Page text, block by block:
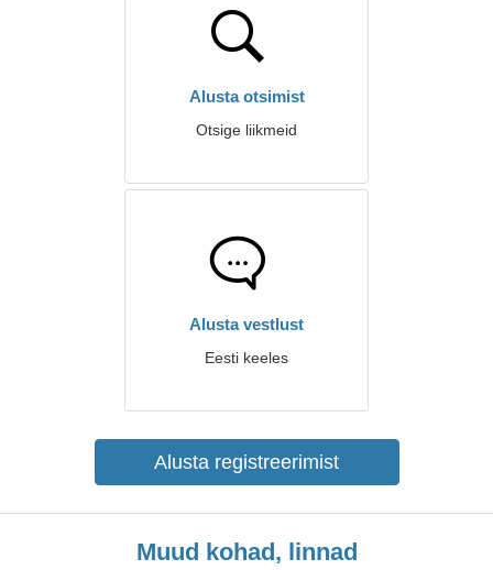
Alusta otsimist
Otsige liikmeid
Alusta vestlust
Eesti keeles
Alusta registreerimist
Muud kohad, linnad